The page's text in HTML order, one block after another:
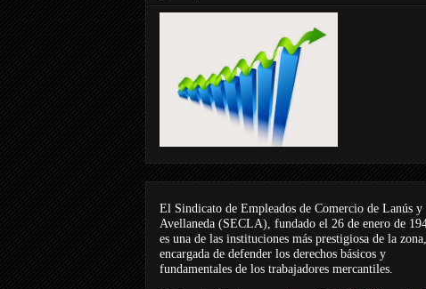
El Sindicato de Empleados de Comercio de Lanús y
Avellaneda (SECLA), fundado el 26 de enero de
es una de las instituciones más prestigiosa de la zona,
encargada de defender los derechos básicos y
fundamentales de los trabajadores mercantiles.